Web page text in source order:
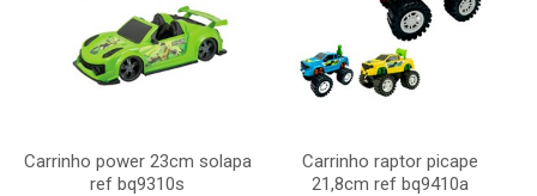
Carrinho power 23cm solapa
ref bq9310s
Carrinho raptor picape
21,8cm ref bq9410a